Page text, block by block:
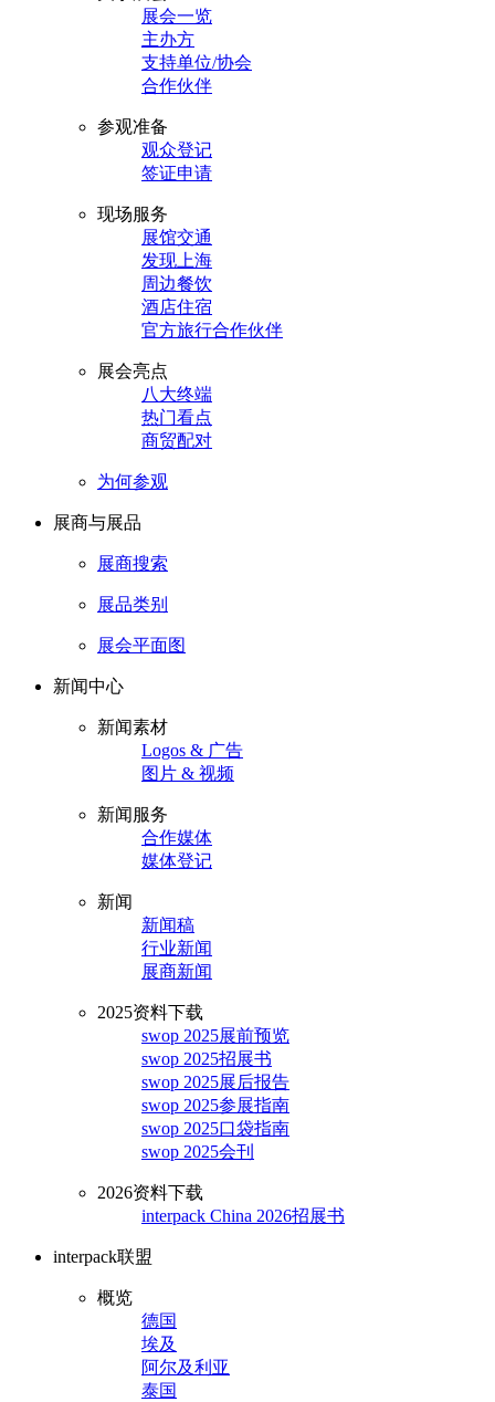
展会一览
主办方
支持单位/协会
合作伙伴
参观准备
观众登记
签证申请
现场服务
展馆交通
发现上海
周边餐饮
酒店住宿
官方旅行合作伙伴
展会亮点
八大终端
热门看点
商贸配对
为何参观
展商与展品
展商搜索
展品类别
展会平面图
新闻中心
新闻素材
Logos & 广告
图片 & 视频
新闻服务
合作媒体
媒体登记
新闻
新闻稿
行业新闻
展商新闻
2025资料下载
swop 2025展前预览
swop 2025招展书
swop 2025展后报告
swop 2025参展指南
swop 2025口袋指南
swop 2025会刊
2026资料下载
interpack China 2026招展书
interpack联盟
概览
德国
埃及
阿尔及利亚
泰国